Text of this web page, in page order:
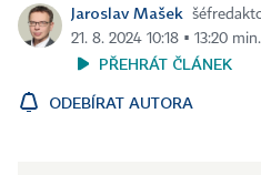
Jaroslav Mašek
21. 8. 2024 10:18 ▪ 13:20 min.
PŘEHRÁT ČLÁNEK
ODEBÍRAT AUTORA